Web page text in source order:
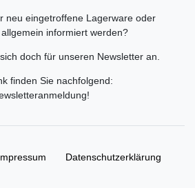
neu eingetroffene Lagerware oder
informiert werden?
doch für unseren Newsletter an.
finden Sie nachfolgend:
!
Daten­schutz­erklärung